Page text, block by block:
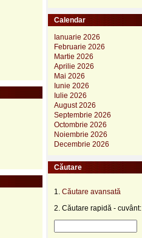
Calendar
Ianuarie 2026
Februarie 2026
Martie 2026
Aprilie 2026
Mai 2026
Iunie 2026
Iulie 2026
August 2026
Septembrie 2026
Octombrie 2026
Noiembrie 2026
Decembrie 2026
Căutare
1. Căutare avansată
2. Căutare rapidă - cuvânt: